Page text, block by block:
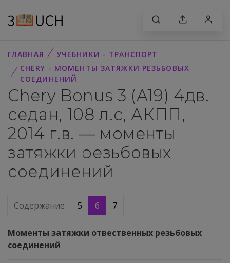
ГЛАВНАЯ
УЧЕБНИКИ - ТРАНСПОРТ
CHERY - МОМЕНТЫ ЗАТЯЖКИ РЕЗЬБОВЫХ
СОЕДИНЕНИЙ
Chery Bonus 3 (A19) 4дв.
седан, 108 л.с, АКПП,
2014 г.в. — моменты
затяжки резьбовых
соединений
Содержание 5 6 7
Моменты затяжки отвественных резьбовых
соединений